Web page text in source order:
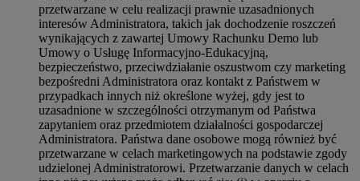
przetwarzane w celu realizacji prawnie uzasadnionych
interesów Administratora, takich jak dochodzenie roszczeń
wynikających z zawartej Umowy Rachunku Demo lub
Umowy o Usługę Informacyjno-Edukacyjną,
bezpieczeństwo, przeciwdziałanie oszustwom czy marketing
bezpośredni Administratora oraz kontakt z Państwem w
przypadkach innych niż określone wyżej, gdy jest to
uzasadnione w szczególności otrzymanym od Państwa
zapytaniem oraz przedmiotem działalności gospodarczej
Administratora. Państwa dane osobowe mogą również być
przetwarzane w celach marketingowych na podstawie zgody
udzielonej Administratorowi. Przetwarzanie danych w celach